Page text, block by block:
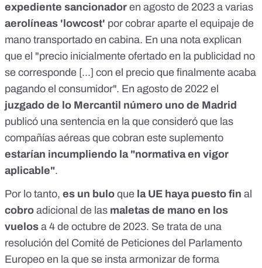
expediente sancionador en agosto de 2023 a varias
aerolíneas 'lowcost' por cobrar aparte el equipaje de
mano transportado en cabina. En una nota explican
que el "precio inicialmente ofertado en la publicidad no
se corresponde [...] con el precio que finalmente acaba
pagando el consumidor". En agosto de 2022 el
juzgado de lo Mercantil número uno de Madrid
publicó una sentencia en la que consideró que las
compañías aéreas que cobran este suplemento
estarían incumpliendo la "normativa en vigor
aplicable".
Por lo tanto, es un bulo que la UE haya puesto fin al
cobro adicional de las maletas de mano en los
vuelos a 4 de octubre de 2023. Se trata de una
resolución del Comité de Peticiones del Parlamento
Europeo en la que se insta armonizar de forma